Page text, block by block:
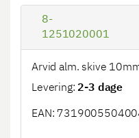
8-
1251020001
Arvid alm. skive
Levering: 2-3 dage
EAN: